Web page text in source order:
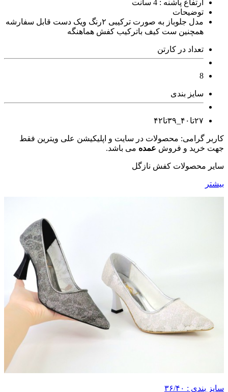
ارتفاع پاشنه : 4 سانت
توضیحات
مدل جلوباز به صورت ترکیبی ۲رنگ ویک دست قابل سفارشه
همچنین ست کیف باترکیب کفش هماهنگه
تعداد در کارتن
8
سایز بندی
۲۷تا۴۰_۳۹تا۴۲
کاربر گرامی: محصولات در سایت و اپلیکیشن علی ویترین فقط
جهت خرید و فروش عمده می باشد.
سایر محصولات کفش نازگل
بیشتر
سایز بندی : ۳۶/۴۰